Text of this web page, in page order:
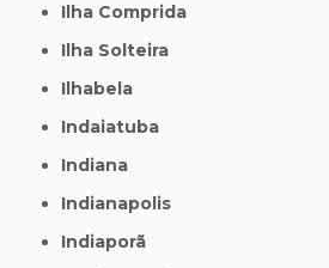
Ilha Comprida
Ilha Solteira
Ilhabela
Indaiatuba
Indiana
Indianapolis
Indiaporã